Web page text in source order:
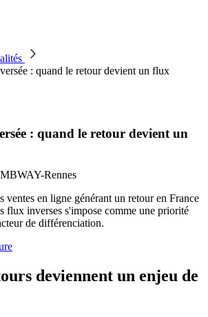
: quand le retour devient un flux
: quand le retour devient un
ventes en ligne générant un retour en France
flux inverses s'impose comme une priorité
de différenciation.
deviennent un enjeu de